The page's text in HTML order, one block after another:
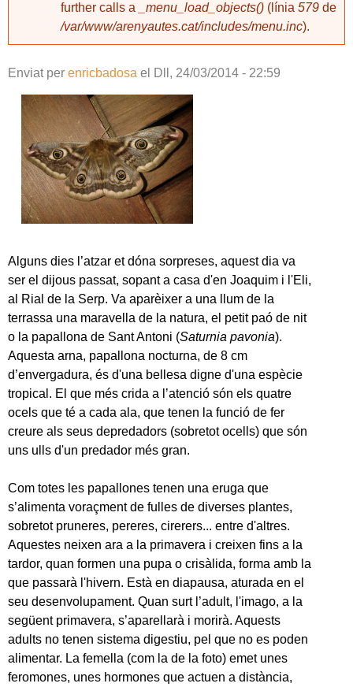
further calls a
_menu_load_objects() (línia 579 de
/var/www/arenyautes.cat/includes/menu.inc).
Enviat per enricbadosa el Dll, 24/03/2014 - 22:59
Alguns dies l’atzar et dóna sorpreses, aquest dia va
ser el dijous passat, sopant a casa d'en Joaquim i l'Eli,
al Rial de la Serp. Va aparèixer a una llum de la
terrassa una maravella de la natura, el petit paó de nit
o la papallona de Sant Antoni (Saturnia pavonia).
Aquesta arna, papallona nocturna, de 8 cm
d’envergadura, és d'una bellesa digne d'una espècie
tropical. El que més crida a l’atenció són els quatre
ocels que té a cada ala, que tenen la funció de fer
creure als seus depredadors (sobretot ocells) que són
uns ulls d'un predador més gran.
Com totes les papallones tenen una eruga que
s’alimenta voraçment de fulles de diverses plantes,
sobretot pruneres, pereres, cirerers... entre d'altres.
Aquestes neixen ara a la primavera i creixen fins a la
tardor, quan formen una pupa o crisàlida, forma amb la
que passarà l'hivern. Està en diapausa, aturada en el
seu desenvolupament. Quan surt l’adult, l'imago, a la
següent primavera, s’aparellarà i morirà. Aquests
adults no tenen sistema digestiu, pel que no es poden
alimentar. La femella (com la de la foto) emet unes
feromones, unes hormones que actuen a distància,